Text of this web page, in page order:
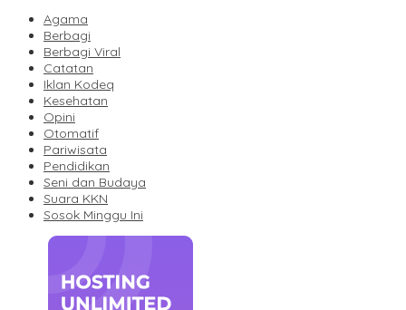
Agama
Berbagi
Berbagi Viral
Catatan
Iklan Kodeq
Kesehatan
Opini
Otomatif
Pariwisata
Pendidikan
Seni dan Budaya
Suara KKN
Sosok Minggu Ini